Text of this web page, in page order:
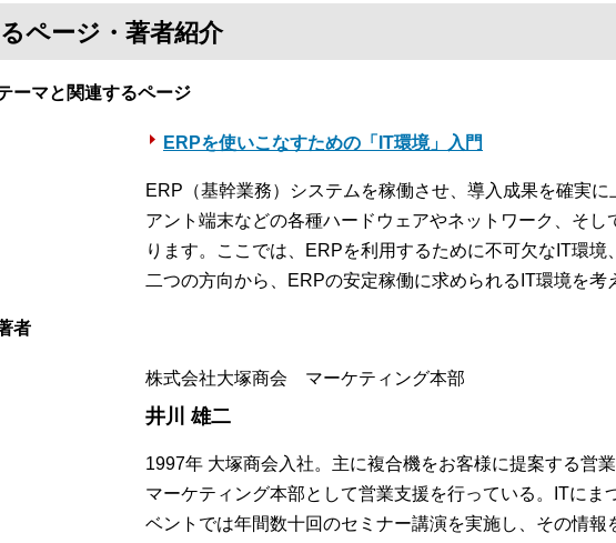
ページ・著者紹介
ーマと関連するページ
ERPを使いこなすための「IT環境」入門
ERP（基幹業務）システムを稼働させ、導入成果を確実
アント端末などの各種ハードウェアやネットワーク、そ
ります。ここでは、ERPを利用するために不可欠なIT環
二つの方向から、ERPの安定稼働に求められるIT環境を考
者
株式会社大塚商会 マーケティング本部
井川 雄二
1997年 大塚商会入社。主に複合機をお客様に提案する営
マーケティング本部として営業支援を行っている。ITにま
ベントでは年間数十回のセミナー講演を実施し、その情